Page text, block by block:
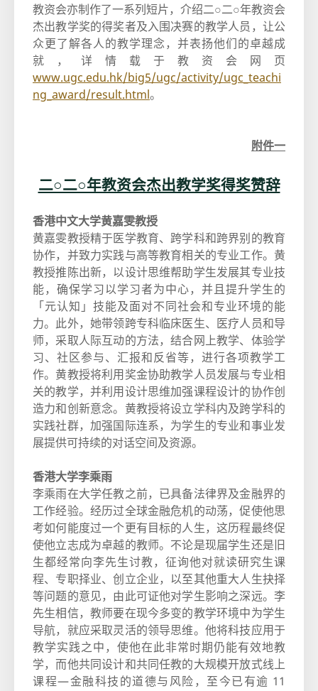
教资会亦制作了一系列短片，介绍二○二○年教资会
杰出教学奖的得奖者及入围决赛的教学人员，让公
众更了解各人的教学理念，并表扬他们的卓越成
就，详情载于教资会网页
www.ugc.edu.hk/big5/ugc/activity/ugc_teachi
ng_award/result.html。
附件一
二○二○年教资会杰出教学奖得奖赞辞
香港中文大学黄嘉雯教授
黄嘉雯教授精于医学教育、跨学科和跨界别的教育
协作，并致力实践与高等教育相关的专业工作。黄
教授推陈出新，以设计思维帮助学生发展其专业技
能，确保学习以学习者为中心，并且提升学生的
「元认知」技能及面对不同社会和专业环境的能
力。此外，她带领跨专科临床医生、医疗人员和导
师，采取人际互动的方法，结合网上教学、体验学
习、社区参与、汇报和反省等，进行各项教学工
作。黄教授将利用奖金协助教学人员发展与专业相
关的教学，并利用设计思维加强课程设计的协作创
造力和创新意念。黄教授将设立学科内及跨学科的
实践社群，加强国际连系，为学生的专业和事业发
展提供可持续的对话空间及资源。
香港大学李乘雨
李乘雨在大学任教之前，已具备法律界及金融界的
工作经验。经历过全球金融危机的动荡，促使他思
考如何能度过一个更有目标的人生，这历程最终促
使他立志成为卓越的教师。不论是现届学生还是旧
生都经常向李先生讨教，征询他对就读研究生课
程、专职择业、创立企业，以至其他重大人生抉择
等问题的意见，由此可证他对学生影响之深远。李
先生相信，教师要在现今多变的教学环境中为学生
导航，就应采取灵活的领导思维。他将科技应用于
教学实践之中，使他在此非常时期仍能有效地教
学，而他共同设计和共同任教的大规模开放式线上
课程—金融科技的道德与风险，至今已有逾 11